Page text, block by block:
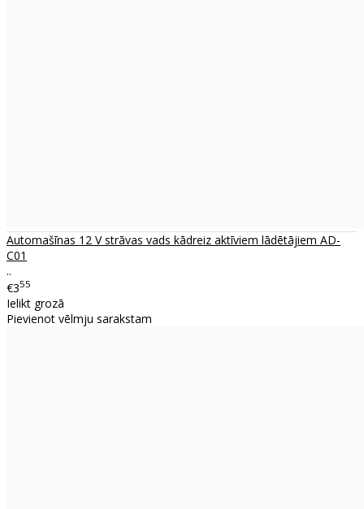
Automašīnas 12 V strāvas vads kādreiz aktīviem lādētājiem AD-
C01
..
€355
Ielikt grozā
Pievienot vēlmju sarakstam